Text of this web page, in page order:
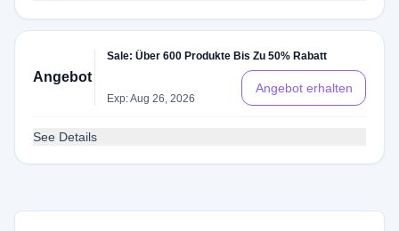
Angebot
Sale: Über 600 Produkte Bis Zu 50% Rabatt
Exp: Aug 26, 2026
Angebot erhalten
See Details